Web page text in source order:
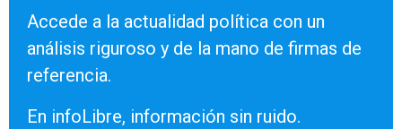
Accede a la actualidad política con un
análisis riguroso y de la mano de firmas de
referencia.
En infoLibre, información sin ruido.